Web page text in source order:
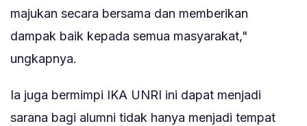
majukan secara bersama dan memberikan
dampak baik kepada semua masyarakat,"
ungkapnya.
Ia juga bermimpi IKA UNRI ini dapat menjadi
sarana bagi alumni tidak hanya menjadi tempat